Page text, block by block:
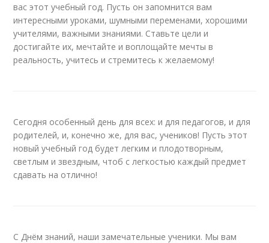
вас этот учебный год. Пусть он запомнится вам
интересными уроками, шумными переменами, хорошими
учителями, важными знаниями. Ставьте цели и
достигайте их, мечтайте и воплощайте мечты в
реальность, учитесь и стремитесь к желаемому!
Сегодня особенный день для всех: и для педагогов, и для
родителей, и, конечно же, для вас, учеников! Пусть этот
новый учебный год будет легким и плодотворным,
светлым и звездным, чтоб с легкостью каждый предмет
сдавать на отлично!
С Днём знаний, наши замечательные ученики. Мы вам